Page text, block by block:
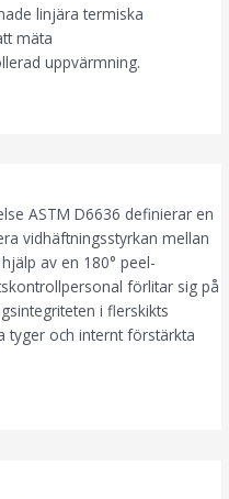
linjära termiska
mäta
uppvärmning.
ASTM D6636 definierar en
vidhäftningsstyrkan mellan
av en 180° peel-
förlitar sig på
i flerskikts
tyger och internt förstärkta